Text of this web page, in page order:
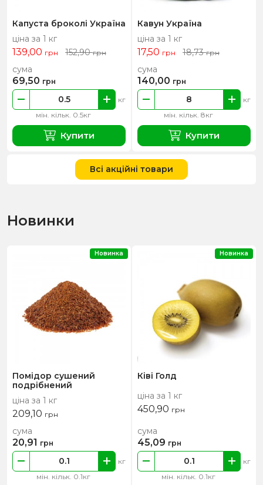
Капуста броколі Україна
ціна за 1 кг
139,00 грн 152,90грн
мін. кільк. 0.5кг
кг
сума
69,50 грн
Купити
Кавун Україна
ціна за 1 кг
17,50 грн 18,73грн
мін. кільк. 8кг
кг
сума
140,00 грн
Купити
Всі акційні товари
Новинки
Помідор сушений
подрібнений
ціна за 1 кг
209,10 грн
мін. кільк. 0.1кг
кг
сума
20,91 грн
Новинка
Ківі Голд
ціна за 1 кг
450,90 грн
мін. кільк. 0.1кг
кг
сума
45,09 грн
Новинка